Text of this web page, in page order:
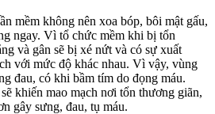
mềm không nên xoa bóp, bôi mật gấu,
ngay. Vì tổ chức mềm khi bị tổn
và gân sẽ bị xé nứt và có sự xuất
với mức độ khác nhau. Vì vậy, vùng
đau, có khi bầm tím do đọng máu.
khiến mao mạch nơi tổn thương giãn,
gây sưng, đau, tụ máu.